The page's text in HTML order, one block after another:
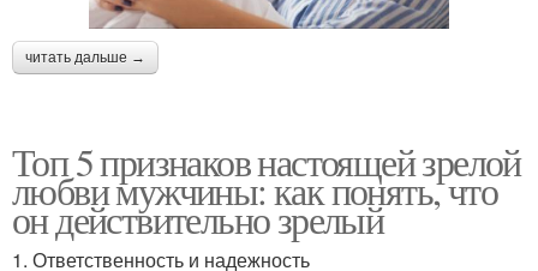
читать дальше →
Топ 5 признаков настоящей зрелой
любви мужчины: как понять, что
он действительно зрелый
1. Ответственность и надежность